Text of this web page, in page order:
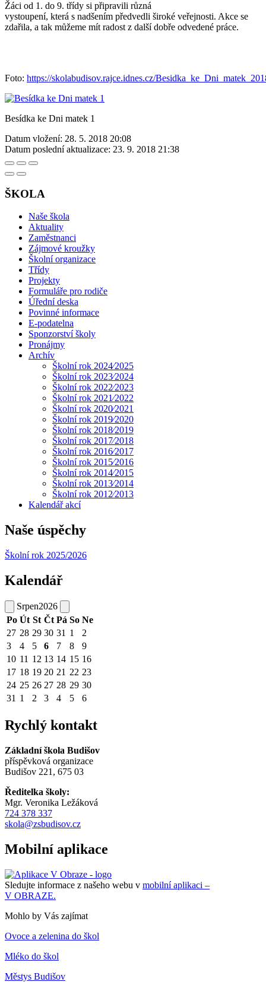
Žáci od 1. do 9. třídy si připravili různá
vystoupení, která s nadšením předvedli široké veřejnosti. Akce se
zdařila, a tak můžeme mít radost z další dobře odvedené práce.
Foto: https://skolabudisov.rajce.idnes.cz/
Besídka ke Dni matek 1
Datum vložení: 28. 5. 2018 20:08
Datum poslední aktualizace: 23. 9. 2018 21:38
ŠKOLA
Naše škola
Aktuality
Zaměstnanci
Zájmové kroužky
Školní organizace
Třídy
Projekty
Formuláře pro rodiče
Úřední deska
Povinné informace
E-podatelna
Sponzorství školy
Pronájmy
Archív
Školní rok 2024⁄2025
Školní rok 2023⁄2024
Školní rok 2022⁄2023
Školní rok 2021⁄2022
Školní rok 2020⁄2021
Školní rok 2019⁄2020
Školní rok 2018⁄2019
Školní rok 2017⁄2018
Školní rok 2016⁄2017
Školní rok 2015⁄2016
Školní rok 2014⁄2015
Školní rok 2013⁄2014
Školní rok 2012⁄2013
Kalendář akcí
Naše úspěchy
Školní rok 2025/2026
Kalendář
Srpen2026
Po Út St Čt Pá So Ne
27 28 29 30 31 1
2
3
4 5 6 7 8
9
10 11 12 13 14 15 16
17 18 19 20 21 22 23
24 25 26 27 28 29 30
31 1 2 3 4 5 6
Rychlý kontakt
Základní škola Budišov
příspěvková organizace
Budišov 221, 675 03
Ředitelka školy:
Mgr. Veronika Ležáková
724 378 337
skola@zsbudisov.cz
Mobilní aplikace
Sledujte informace z našeho webu v mobilní aplikaci –
V OBRAZE.
Mohlo by Vás zajímat
Ovoce a zelenina do škol
Mléko do škol
Městys Budišov